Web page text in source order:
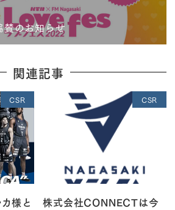
賛のお知らせ
関連記事
CSR
様と
CSR
株式会社CONNECTは今